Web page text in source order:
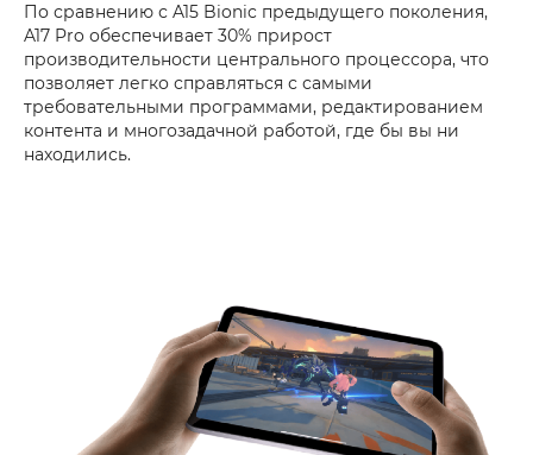
По сравнению с A15 Bionic предыдущего поколения,
A17 Pro обеспечивает 30% прирост
производительности центрального процессора, что
позволяет легко справляться с самыми
требовательными программами, редактированием
контента и многозадачной работой, где бы вы ни
находились.